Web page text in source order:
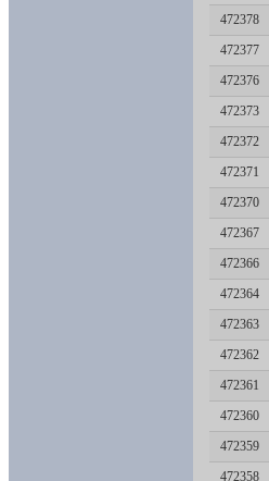
472378
472377
472376
472373
472372
472371
472370
472367
472366
472364
472363
472362
472361
472360
472359
472358